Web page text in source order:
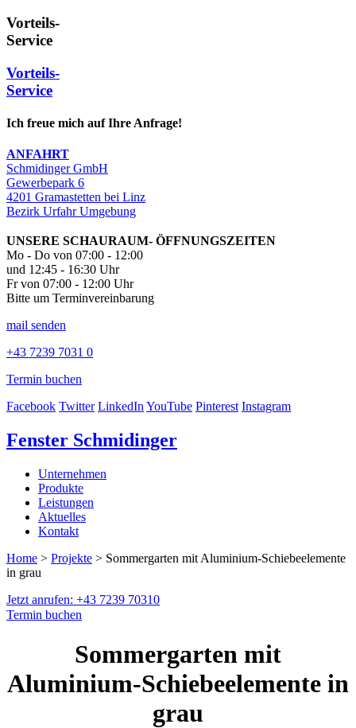
Vorteils-
Service
Vorteils-
Service
Ich freue mich auf Ihre Anfrage!
ANFAHRT
Schmidinger GmbH
Gewerbepark 6
4201 Gramastetten bei Linz
Bezirk Urfahr Umgebung
UNSERE SCHAURAUM- ÖFFNUNGSZEITEN
Mo - Do von 07:00 - 12:00
und 12:45 - 16:30 Uhr
Fr von 07:00 - 12:00 Uhr
Bitte um Terminvereinbarung
mail senden
+43 7239 7031 0
Termin buchen
Facebook Twitter LinkedInYouTube Pinterest Instagram
Fenster Schmidinger
Unternehmen
Produkte
Leistungen
Aktuelles
Kontakt
Home > Projekte > Sommergarten mit Aluminium-Schiebeelemente
in grau
Jetzt anrufen: +43 7239 70310
Termin buchen
Sommergarten mit
Aluminium-Schiebeelemente in
grau